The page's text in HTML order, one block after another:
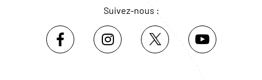
Suivez-nous :